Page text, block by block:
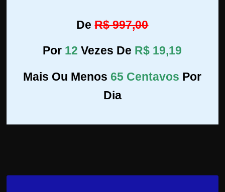
De R$ 997,00
Por 12 Vezes De R$ 19,19
Mais Ou Menos 65 Centavos Por
Dia